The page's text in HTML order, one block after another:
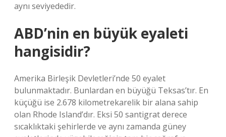
aynı seviyededir.
ABD’nin en büyük eyaleti
hangisidir?
Amerika Birleşik Devletleri’nde 50 eyalet
bulunmaktadır. Bunlardan en büyüğü Teksas’tır. En
küçüğü ise 2.678 kilometrekarelik bir alana sahip
olan Rhode Island’dır. Eksi 50 santigrat derece
sıcaklıktaki şehirlerde ve aynı zamanda güney